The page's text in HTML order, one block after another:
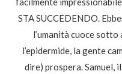
STA SUCCEDENDO.
l’umanità cuoce
l’epidermide, la gente
dire) prospera.